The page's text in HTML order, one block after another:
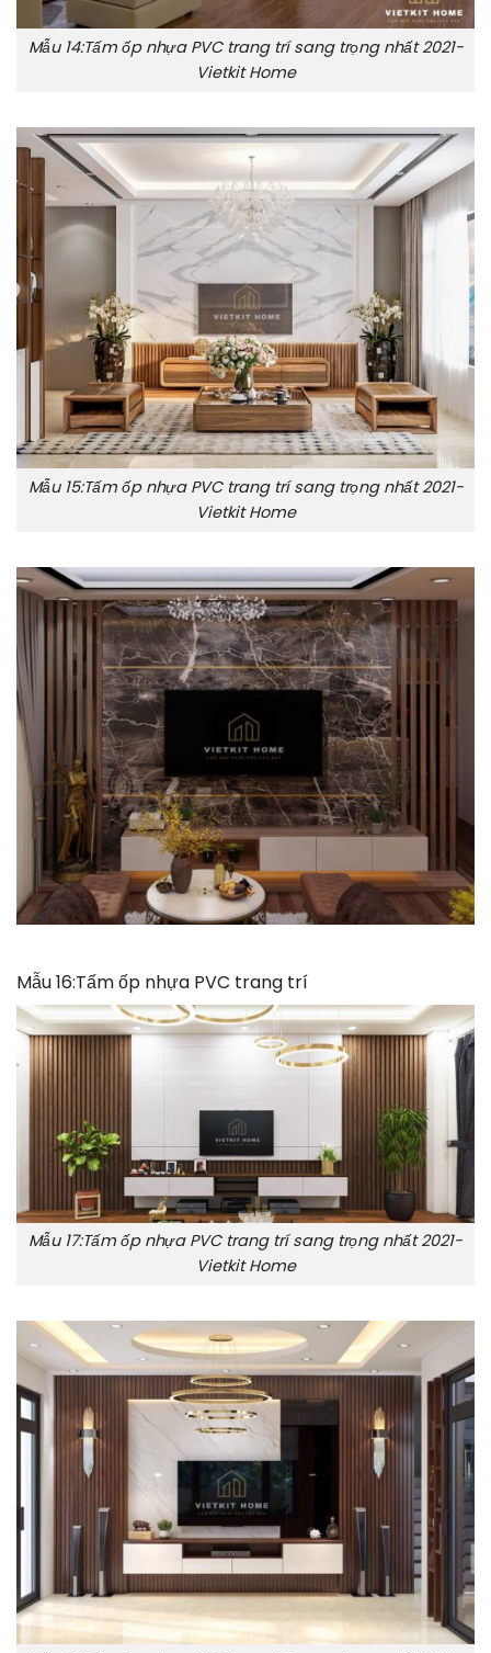
Mẫu 14:Tấm ốp nhựa PVC trang trí sang trọng nhất 2021-
Vietkit Home
Mẫu 15:Tấm ốp nhựa PVC trang trí sang trọng nhất 2021-
Vietkit Home
Mẫu 16:Tấm ốp nhựa PVC trang trí
Mẫu 17:Tấm ốp nhựa PVC trang trí sang trọng nhất 2021-
Vietkit Home